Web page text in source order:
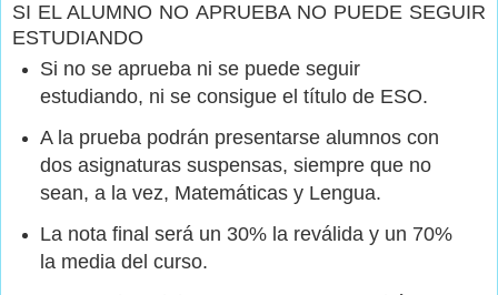
SI EL ALUMNO NO APRUEBA NO PUEDE SEGUIR
ESTUDIANDO
Si no se aprueba ni se puede seguir
estudiando, ni se consigue el título de ESO.
A la prueba podrán presentarse alumnos con
dos asignaturas suspensas, siempre que no
sean, a la vez, Matemáticas y Lengua.
La nota final será un 30% la reválida y un 70%
la media del curso.